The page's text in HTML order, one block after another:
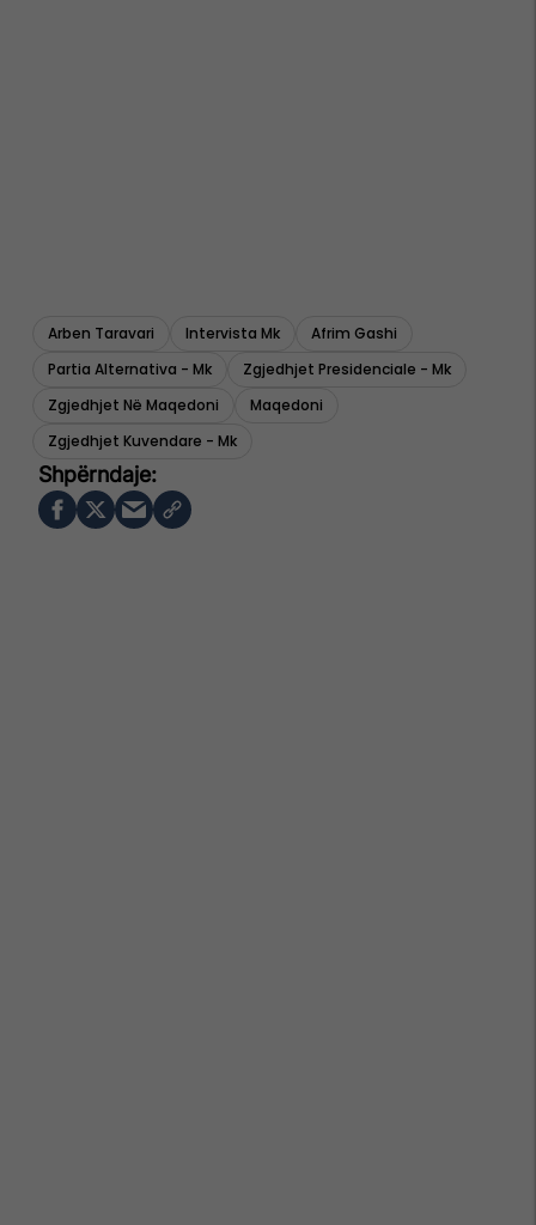
Arben Taravari Intervista Mk
Afrim Gashi
Partia Alternativa - Mk
Zgjedhjet Presidenciale - Mk
Zgjedhjet Në Maqedoni
Maqedoni
Zgjedhjet Kuvendare - Mk